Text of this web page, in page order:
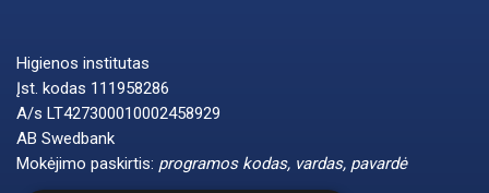
Higienos institutas
Įst. kodas 111958286
A/s LT427300010002458929
AB Swedbank
Mokėjimo paskirtis: programos kodas, vardas, pavardė